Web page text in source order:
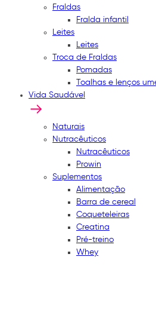
Fraldas
Fralda infantil
Leites
Leites
Troca de Fraldas
Pomadas
Toalhas e lenços
Vida Saudável
Naturais
Nutracêuticos
Nutracêuticos
Prowin
Suplementos
Alimentação
Barra de cereal
Coqueteleiras
Creatina
Pré-treino
Whey